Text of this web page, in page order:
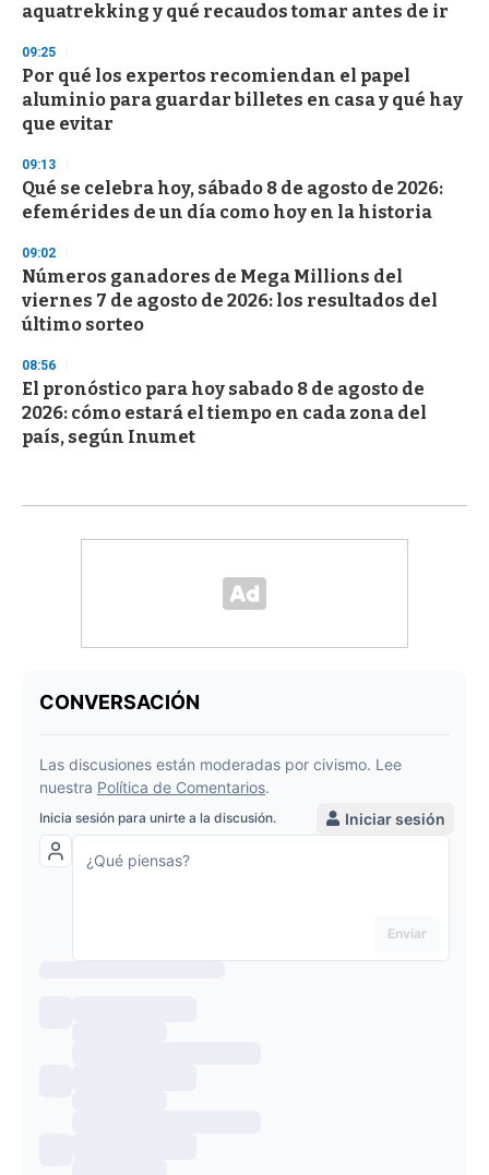
aquatrekking y qué recaudos tomar antes de ir
09:25
Por qué los expertos recomiendan el papel
aluminio para guardar billetes en casa y qué hay
que evitar
09:13
Qué se celebra hoy, sábado 8 de agosto de 2026:
efemérides de un día como hoy en la historia
09:02
Números ganadores de Mega Millions del
viernes 7 de agosto de 2026: los resultados del
último sorteo
08:56
El pronóstico para hoy sabado 8 de agosto de
2026: cómo estará el tiempo en cada zona del
país, según Inumet